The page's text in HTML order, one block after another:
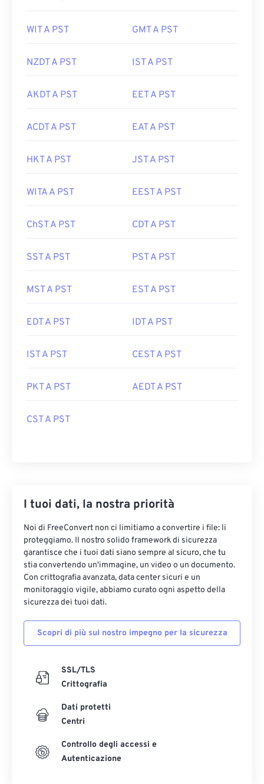
WIT A PST GMT A PST
NZDT A PST IST A PST
AKDT A PST EET A PST
ACDT A PST EAT A PST
HKT A PST JST A PST
WITA A PST EEST A PST
ChST A PST CDT A PST
SST A PST PST A PST
MST A PST EST A PST
EDT A PST IDT A PST
IST A PST CEST A PST
PKT A PST AEDT A PST
CST A PST
I tuoi dati, la nostra priorità
Noi di FreeConvert non ci limitiamo a convertire i file: li
proteggiamo. Il nostro solido framework di sicurezza
garantisce che i tuoi dati siano sempre al sicuro, che tu
stia convertendo un'immagine, un video o un documento.
Con crittografia avanzata, data center sicuri e un
monitoraggio vigile, abbiamo curato ogni aspetto della
sicurezza dei tuoi dati.
Scopri di più sul nostro impegno per la sicurezza
SSL/TLS
Crittografia
Dati protetti
Centri
Controllo degli accessi e
Autenticazione